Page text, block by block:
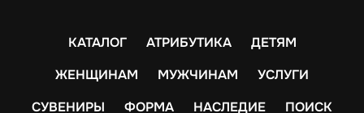
КАТАЛОГ АТРИБУТИКА
ДЕТЯМ
ЖЕНЩИНАМ
МУЖЧИНАМ
УСЛУГИ
СУВЕНИРЫ
ФОРМА НАСЛЕДИЕ ПОИСК